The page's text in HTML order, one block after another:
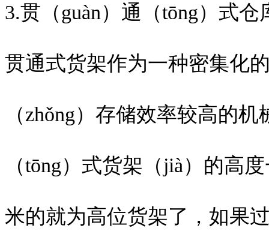
3.贯（guàn）通（tōng）式仓
贯通式货架作为一种密集化
（zhǒng）存储效率较高的
（tōng）式货架（jià）的高
米的就为高位货架了，如果